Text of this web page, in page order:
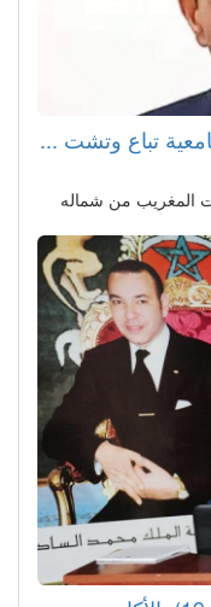
تباع وتشت ...
المغريب من شماله